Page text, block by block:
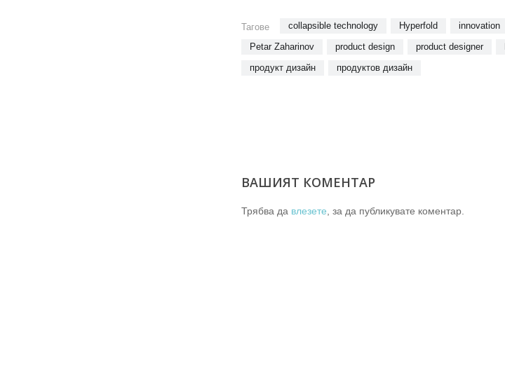
Тагове collapsible technology Hyperfold innovation
Petar Zaharinov
product design product designer
продукт дизайн
продуктов дизайн
ВАШИЯТ КОМЕНТАР
Трябва да влезете , за да публикувате коментар.